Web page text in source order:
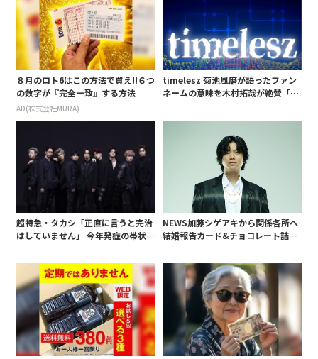
８月のロト6はこの方法で買え!!６つ
の数字が『完全一致』する方法
AD(株式会社MURA)
timelesz 菊池風磨が語ったファン
ネームの意味を木村拓哉が絶賛「考
超特急・タカシ「正直に言うと完治
はしていません」 今年発症の帯状疱
白 後遺症も語る
NEWS加藤シゲアキから関係各所へ
結婚報告カード&チョコレート詰め
も添えて